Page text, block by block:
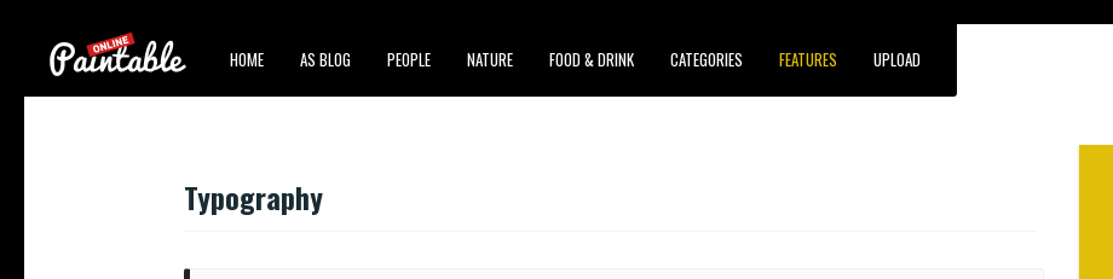
HOME AS BLOG PEOPLE NATURE FOOD & DRINK CATEGORIES FEATURES UPLOAD
Typography